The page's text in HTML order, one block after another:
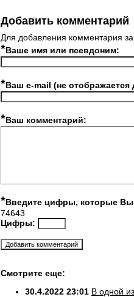
Добавить комментарий
Для добавления комментария
*Ваше имя или псевдоним:
*Ваш e-mail (не отображается
*Ваш комментарий:
*Введите цифры, которые Вы
74643
Цифры:
Смотрите еще:
30.4.2022 23:01 В одной